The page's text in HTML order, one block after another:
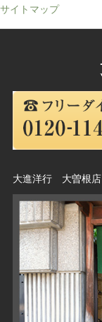
サイトマップ
大進洋行 大曽根店